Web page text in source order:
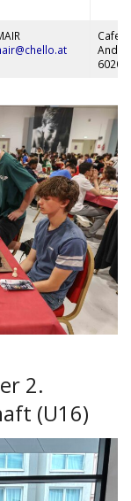
Cafe
6020
2.
(U16)